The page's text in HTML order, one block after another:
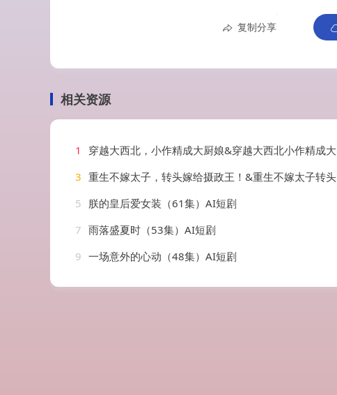
复制分享
相关资源
1 穿越大西北，小作精成大厨娘&穿越大西北小作精成大厨娘（80集）AI短剧
3 重生不嫁太子，转头嫁给摄政王！&重生不嫁太子转头嫁给摄政王（3集）AI短剧
5 朕的皇后爱女装（61集）AI短剧
7 雨落盛夏时（53集）AI短剧
9 一场意外的心动（48集）AI短剧